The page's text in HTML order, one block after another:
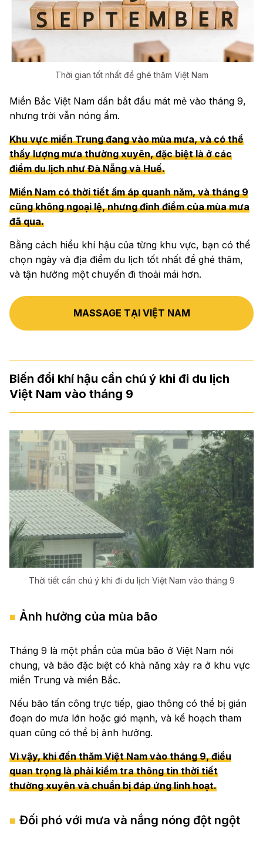
Thời gian tốt nhất để ghé thăm Việt Nam
Miền Bắc Việt Nam dần bắt đầu mát mẻ vào tháng 9,
nhưng trời vẫn nóng ẩm.
Khu vực miền Trung đang vào mùa mưa, và có thể
thấy lượng mưa thường xuyên, đặc biệt là ở các
điểm du lịch như Đà Nẵng và Huế.
Miền Nam có thời tiết ấm áp quanh năm, và tháng 9
cũng không ngoại lệ, nhưng đỉnh điểm của mùa mưa
đã qua.
Bằng cách hiểu khí hậu của từng khu vực, bạn có thể
chọn ngày và địa điểm du lịch tốt nhất để ghé thăm,
và tận hưởng một chuyến đi thoải mái hơn.
MASSAGE TẠI VIỆT NAM
Biến đổi khí hậu cần chú ý khi đi du lịch
Việt Nam vào tháng 9
Thời tiết cần chú ý khi đi du lịch Việt Nam vào tháng 9
Ảnh hưởng của mùa bão
Tháng 9 là một phần của mùa bão ở Việt Nam nói
chung, và bão đặc biệt có khả năng xảy ra ở khu vực
miền Trung và miền Bắc.
Nếu bão tấn công trực tiếp, giao thông có thể bị gián
đoạn do mưa lớn hoặc gió mạnh, và kế hoạch tham
quan cũng có thể bị ảnh hưởng.
Vì vậy, khi đến thăm Việt Nam vào tháng 9, điều
quan trọng là phải kiểm tra thông tin thời tiết
thường xuyên và chuẩn bị đáp ứng linh hoạt.
Đối phó với mưa và nắng nóng đột ngột